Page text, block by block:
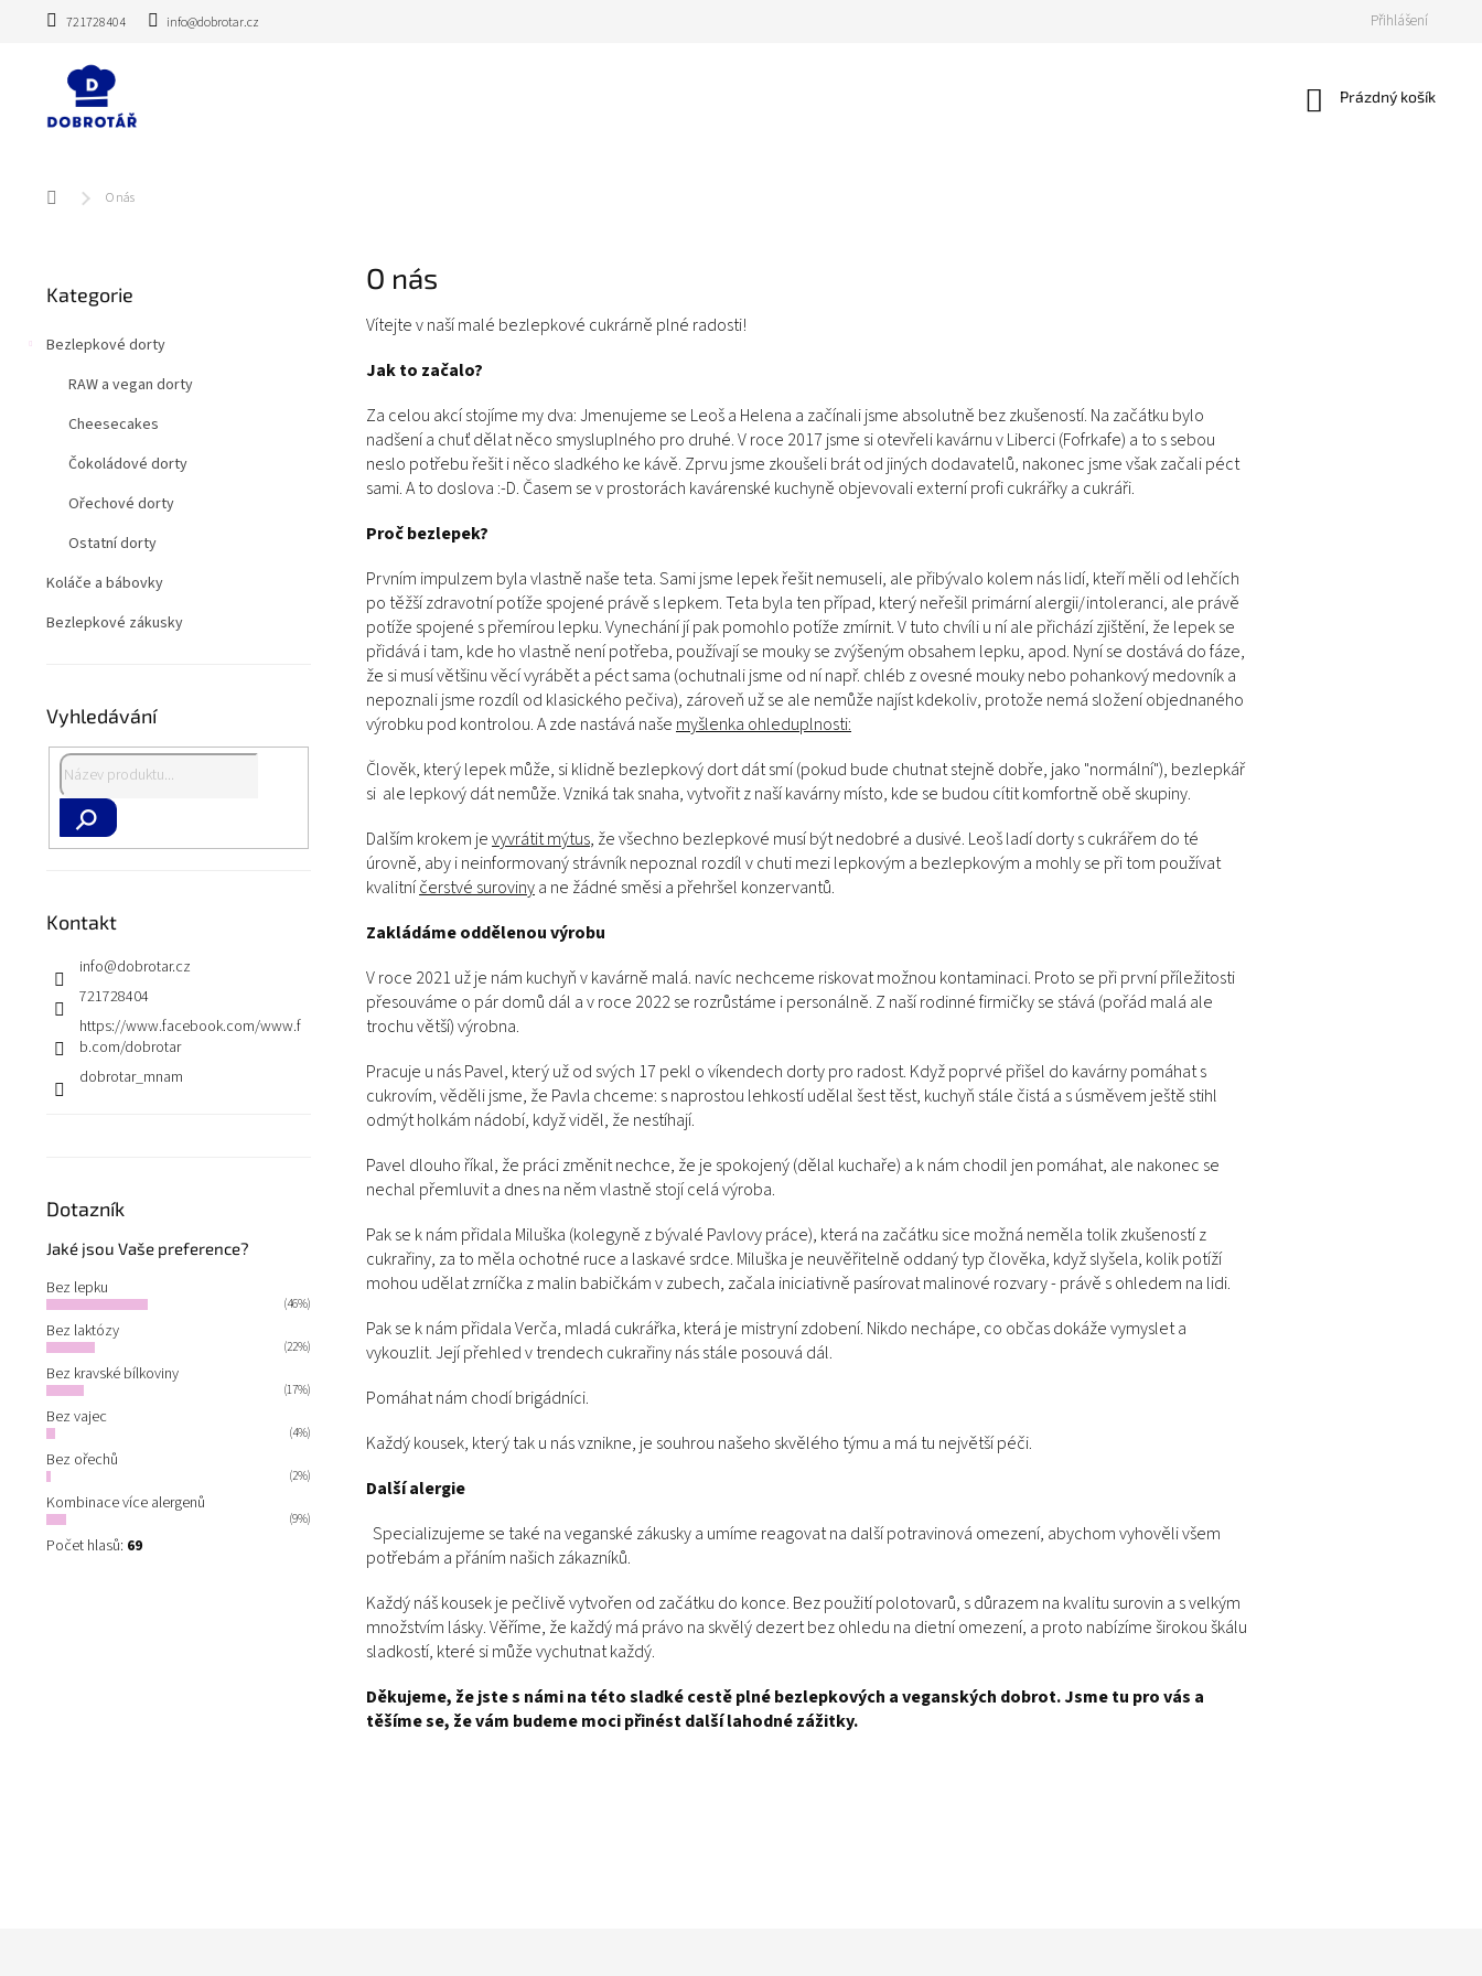
721728404 info@dobrotar.cz Přihlášení
Nákupní
Prázdný košík
Domů O nás
s
r
kategorie
Kategorie
Bezlepkové dorty
RAW a vegan dorty
Cheesecakes
Čokoládové dorty
Ořechové dorty
Ostatní dorty
Koláče a bábovky
Bezlepkové zákusky
Vyhledávání
Hledat
Kontakt
info@dobrotar.cz
721728404
https://www.facebook.com/www.f
b.com/dobrotar
dobrotar_mnam
Dotazník
Jaké jsou Vaše preference?
Bez lepku
(46%)
Bez laktózy
(22%)
Bez kravské bílkoviny
(17%)
Bez vajec
(4%)
Bez ořechů
(2%)
Kombinace více alergenů
(9%)
Počet hlasů: 69
O nás
Vítejte v naší malé bezlepkové cukrárně plné radosti!
Jak to začalo?
Za celou akcí stojíme my dva: Jmenujeme se Leoš a Helena a začínali jsme absolutně bez zkušeností. Na začátku bylo
nadšení a chuť dělat něco smysluplného pro druhé. V roce 2017 jsme si otevřeli kavárnu v Liberci (Fofrkafe) a to s sebou
neslo potřebu řešit i něco sladkého ke kávě. Zprvu jsme zkoušeli brát od jiných dodavatelů, nakonec jsme však začali péct
sami. A to doslova :-D. Časem se v prostorách kavárenské kuchyně objevovali externí profi cukrářky a cukráři.
Proč bezlepek?
Prvním impulzem byla vlastně naše teta. Sami jsme lepek řešit nemuseli, ale přibývalo kolem nás lidí, kteří měli od lehčích
po těžší zdravotní potíže spojené právě s lepkem. Teta byla ten případ, který neřešil primární alergii/intoleranci, ale právě
potíže spojené s přemírou lepku. Vynechání jí pak pomohlo potíže zmírnit. V tuto chvíli u ní ale přichází zjištění, že lepek se
přidává i tam, kde ho vlastně není potřeba, používají se mouky se zvýšeným obsahem lepku, apod. Nyní se dostává do fáze,
že si musí většinu věcí vyrábět a péct sama (ochutnali jsme od ní např. chléb z ovesné mouky nebo pohankový medovník a
nepoznali jsme rozdíl od klasického pečiva), zároveň už se ale nemůže najíst kdekoliv, protože nemá složení objednaného
výrobku pod kontrolou. A zde nastává naše myšlenka ohleduplnosti:
Člověk, který lepek může, si klidně bezlepkový dort dát smí (pokud bude chutnat stejně dobře, jako "normální"), bezlepkář
si ale lepkový dát nemůže. Vzniká tak snaha, vytvořit z naší kavárny místo, kde se budou cítit komfortně obě skupiny.
Dalším krokem jevyvrátit mýtus, že všechno bezlepkové musí být nedobré a dusivé. Leoš ladí dorty s cukrářem do té
úrovně, aby i neinformovaný strávník nepoznal rozdíl v chuti mezi lepkovým a bezlepkovým a mohly se při tom používat
kvalitníčerstvé surovinya ne žádné směsi a přehršel konzervantů.
Zakládáme oddělenou výrobu
V roce 2021 už je nám kuchyň v kavárně malá. navíc nechceme riskovat možnou kontaminaci. Proto se při první příležitosti
přesouváme o pár domů dál a v roce 2022 se rozrůstáme i personálně. Z naší rodinné firmičky se stává (pořád malá ale
trochu větší) výrobna.
Pracuje u nás Pavel, který už od svých 17 pekl o víkendech dorty pro radost. Když poprvé přišel do kavárny pomáhat s
cukrovím, věděli jsme, že Pavla chceme: s naprostou lehkostí udělal šest těst, kuchyň stále čistá a s úsměvem ještě stihl
odmýt holkám nádobí, když viděl, že nestíhají.
Pavel dlouho říkal, že práci změnit nechce, že je spokojený (dělal kuchaře) a k nám chodil jen pomáhat, ale nakonec se
nechal přemluvit a dnes na něm vlastně stojí celá výroba.
Pak se k nám přidala Miluška (kolegyně z bývalé Pavlovy práce), která na začátku sice možná neměla tolik zkušeností z
cukrařiny, za to měla ochotné ruce a laskavé srdce. Miluška je neuvěřitelně oddaný typ člověka, když slyšela, kolik potíží
mohou udělat zrníčka z malin babičkám v zubech, začala iniciativně pasírovat malinové rozvary - právě s ohledem na lidi.
Pak se k nám přidala Verča, mladá cukrářka, která je mistryní zdobení. Nikdo nechápe, co občas dokáže vymyslet a
vykouzlit. Její přehled v trendech cukrařiny nás stále posouvá dál.
Pomáhat nám chodí brigádníci.
Každý kousek, který tak u nás vznikne, je souhrou našeho skvělého týmu a má tu největší péči.
Další alergie
Specializujeme se také na veganské zákusky a umíme reagovat na další potravinová omezení, abychom vyhověli všem
potřebám a přáním našich zákazníků.
Každý náš kousek je pečlivě vytvořen od začátku do konce. Bez použití polotovarů, s důrazem na kvalitu surovin a s velkým
množstvím lásky. Věříme, že každý má právo na skvělý dezert bez ohledu na dietní omezení, a proto nabízíme širokou škálu
sladkostí, které si může vychutnat každý.
Děkujeme, že jste s námi na této sladké cestě plné bezlepkových a veganských dobrot. Jsme tu pro vás a
těšíme se, že vám budeme moci přinést další lahodné zážitky.